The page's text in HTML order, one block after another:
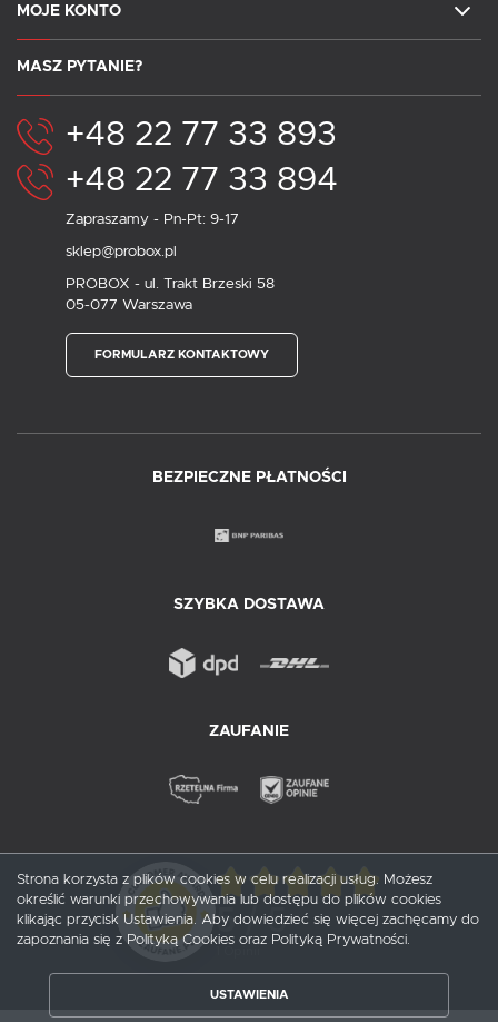
MOJE KONTO
MASZ PYTANIE?
+48 22 77 33 893
+48 22 77 33 894
Zapraszamy - Pn-Pt: 9-17
sklep@probox.pl
PROBOX - ul. Trakt Brzeski 58
05-077 Warszawa
FORMULARZ KONTAKTOWY
BEZPIECZNE PŁATNOŚCI
SZYBKA DOSTAWA
ZAUFANIE
5/ 5
Strona korzysta z plików cookies w celu realizacji usług. Możesz
określić warunki przechowywania lub dostępu do plików cookies
klikając przycisk Ustawienia. Aby dowiedzieć się więcej zachęcamy do
zapoznania się z Polityką Cookies oraz Polityką Prywatności.
USTAWIENIA